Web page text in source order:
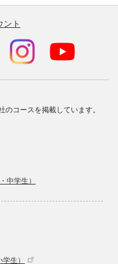
ント
コースを掲載しています。
中学生）
生）